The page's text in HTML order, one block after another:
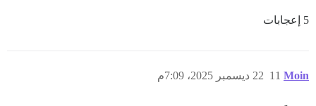
5 إعجابات
Moin 22 ديسمبر 2025، 7:09م 11